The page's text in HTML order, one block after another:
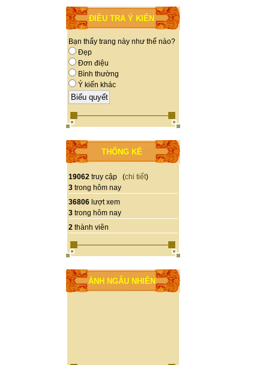
ĐIỀU TRA Ý KIẾN
Bạn thấy trang này như thế nào?
Đẹp
Đơn điệu
Bình thường
Ý kiến khác
THỐNG KÊ
19062 truy cập (chi tiết)
3 trong hôm nay
36806 lượt xem
3 trong hôm nay
2 thành viên
ẢNH NGẪU NHIÊN